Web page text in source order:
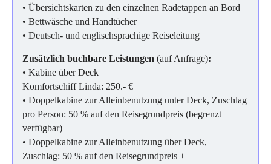
• Übersichtskarten zu den einzelnen Radetappen an Bord
• Bettwäsche und Handtücher
• Deutsch- und englischsprachige Reiseleitung
Zusätzlich buchbare Leistungen (auf Anfrage):
• Kabine über Deck
Komfortschiff Linda: 250.- €
• Doppelkabine zur Alleinbenutzung unter Deck, Zuschlag
pro Person: 50 % auf den Reisegrundpreis (begrenzt
verfügbar)
• Doppelkabine zur Alleinbenutzung über Deck,
Zuschlag: 50 % auf den Reisegrundpreis +